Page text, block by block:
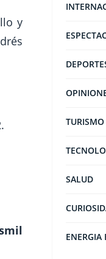
y
TURISMO
SALUD
ENERGIA